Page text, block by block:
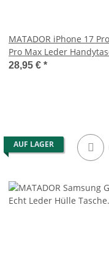
MATADOR iPhone 17
Pro Max Leder
Braun
28,95 € *
AUF LAGER